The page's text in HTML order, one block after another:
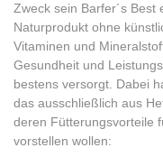
Zweck sein Barfer´s Best
Naturprodukt ohne
Vitaminen und
Gesundheit und
bestens versorgt. Dabei
das ausschließlich aus
deren Fütterungsvorteile
vorstellen wollen: